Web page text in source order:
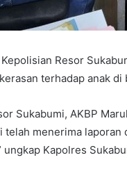
Resor
terhadap anak di
Sukabumi, AKBP
telah menerima
ungkap Kapolres